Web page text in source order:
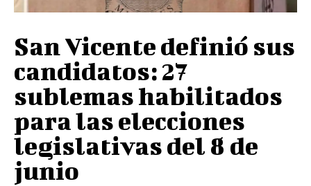
San Vicente definió sus
candidatos: 27
sublemas habilitados
para las elecciones
legislativas del 8 de
junio